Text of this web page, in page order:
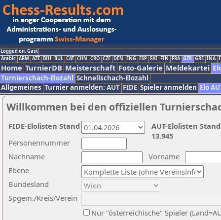
Logged on: Gast
Arabic ARM AZE BIH BUL CAT CHN CRO CZE DEN ENG ESP FAI FIN FRA GER GRE INA
Home TurnierDB Meisterschaft Foto-Galerie Meldekartei
Turnierschach-Elozahl Schnellschach-Elozahl
Allgemeines Turnier anmelden: AUT FIDE Spieler anmelden Elo
Willkommen bei den offiziellen
Nachname
Vorname
Ebene
Personennummer
Bundesland
Spgem./Kreis/Verein
Nur "österreichische" Spieler
AUT-Elolisten
13.945
FIDE-Elolisten Stand